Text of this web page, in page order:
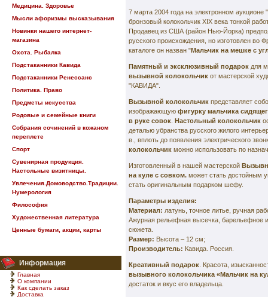
Медицина. Здоровье
Мысли афоризмы высказывания
Новинки нашего интернет-
магазина
Охота. Рыбалка
Подстаканники Кавида
Подстаканники Ренессанс
Политика. Право
Предметы искусства
Родовые и семейные книги
Собрания сочинений в кожаном
переплете
Спорт
Сувенирная продукция.
Настольные визитницы.
Увлечения.Домоводство.Традиции.
Нумерология
Философия
Художественная литература
Ценные бумаги, акции, карты
Информация
Главная
О компании
Как сделать заказ
Доставка
7 марта 2004 года на электронном аукционе
бронзовый колокольчик XIX века тонкой
Продавец из США (район Нью-Йорка)
русского происхождения, но изготовлен во
каталоге он назван "Мальчик на мешке с
Памятный и эксклюзивный подарок для
вызывной колокольчик от мастерской
"КАВИДА".
Вызывной колокольчик представляет
изображающую фигурку мальчика
в руке совок Настольный колокольчик
деталью убранства русского жилого
в., вплоть до появления электрического
колокольчик можно использовать по
Изготовленный в нашей мастерской
на куле с совком. может стать достойным
стать оригинальным подарком шефу.
Параметры изделия:
Материал: латунь, точное литье, ручная
Ажурная рельефная высечка, барельефное
сюжета.
Размер: Высота – 12 см;
Производитель: Кавида. Россия.
Креативный подарок . Красота,
вызывного колокольчика «Мальчик на
достаток и вкус его владельца.